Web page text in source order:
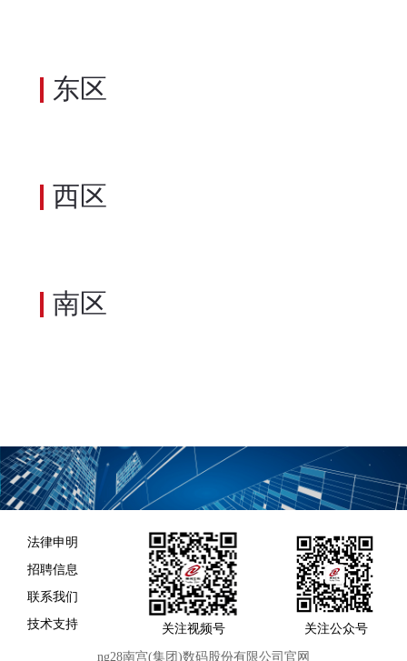
东区
西区
南区
法律申明
招聘信息
联系我们
技术支持
关注视频号 关注公众号
ng28南宫(集团)数码股份有限公司官网